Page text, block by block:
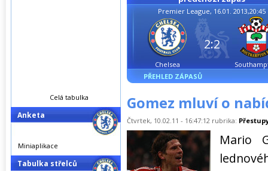
Premier League, 16.01. 2013,20:45
Chelsea
2:2
PŘEHLED ZÁPASŮ
Gomez mluví o
Čtvrtek, 10.02.11 - 16:47:12 rubrika:
Mario
Celá tabulka
Anketa
Miniaplikace
Tabulka střelců